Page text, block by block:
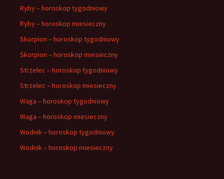
Ryby – horoskop tygodniowy
Ryby – horoskop miesieczny
Skorpion – horoskop tygodniowy
Skorpion – horoskop miesieczny
Strzelec – horoskop tygodniowy
Strzelec – horoskop miesieczny
Waga – horoskop tygodniowy
Waga – horoskop miesieczny
Wodnik – horoskop tygodniowy
Wodnik – horoskop miesieczny